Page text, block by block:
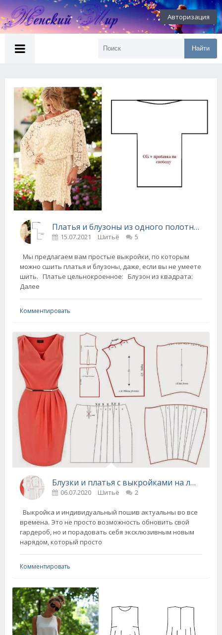
Авторизация
Найти
Платья и блузоны из одного полотна - простые выкройки
15.07.2021 Шитьё 5
Мы предлагаем вам простые выкройки, по которым
можно сшить платья и блузоны, даже, если вы не умеете
шить. Платье цельнокроенное: Блузон из квадрата:
Далее
Комментировать
Блузки и платья с выкройками на любой вкус!
06.07.2020 Шитьё 2
Выкройка и индивидуальный пошив актуальны во все
времена. Это не просто возможность обновить свой
гардероб, но и порадовать себя эксклюзивным новым
нарядом, который просто
Комментировать